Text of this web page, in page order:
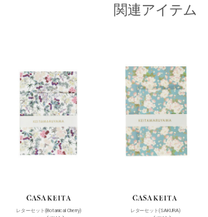
関連アイテム
レターセット(Botanical Cherry)
レターセット(SAKURA)